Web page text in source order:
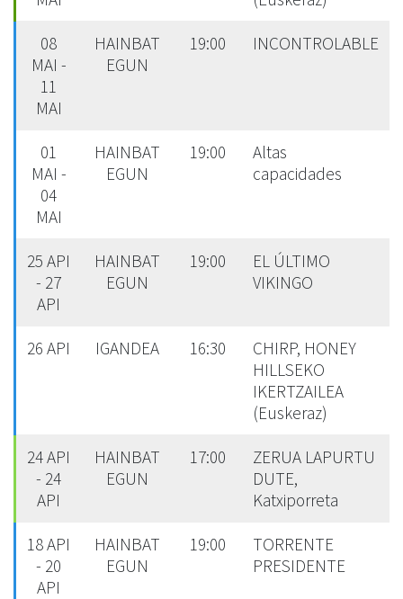
08
MAI -
11
MAI
HAINBAT
EGUN
19:00 INCONTROLABLE
01
MAI -
04
MAI
HAINBAT
EGUN
19:00
Altas
capacidades
25 API
- 27
API
HAINBAT
EGUN
19:00
EL ÚLTIMO
VIKINGO
26 API IGANDEA 16:30
CHIRP, HONEY
HILLSEKO
IKERTZAILEA
(Euskeraz)
24 API
- 24
API
HAINBAT
EGUN
17:00
ZERUA LAPURTU
DUTE,
Katxiporreta
18 API
- 20
API
HAINBAT
EGUN
19:00
TORRENTE
PRESIDENTE